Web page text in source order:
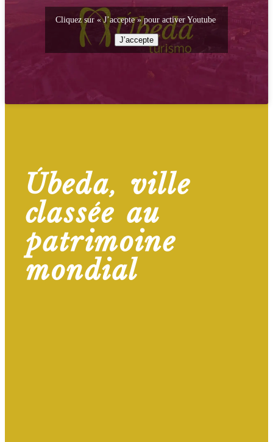
Cliquez sur « J’accepte » pour activer Youtube
J’accepte
Úbeda, ville
classée au
patrimoine
mondial